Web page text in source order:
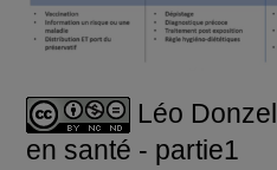
Léo
en santé - partie1